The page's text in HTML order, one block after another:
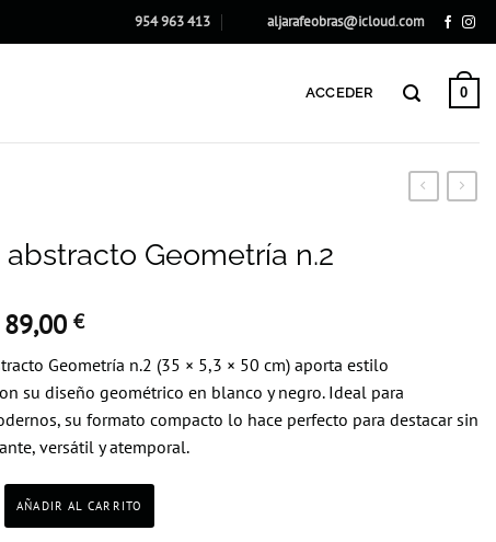
954 963 413 aljarafeobras@icloud.com
ACCEDER 0
Geometría n.2
El
original
era:
127,42 €.
89,00€El
actual
es:
89,00 €.
Geometría n.2 (35 × 5,3 × 50 cm) aporta estilo
su diseño geométrico en blanco y negro. Ideal para
su formato compacto lo hace perfecto para destacar sin
versátil y atemporal.
Geometría n.2 cantidad
AÑADIR AL CARRITO